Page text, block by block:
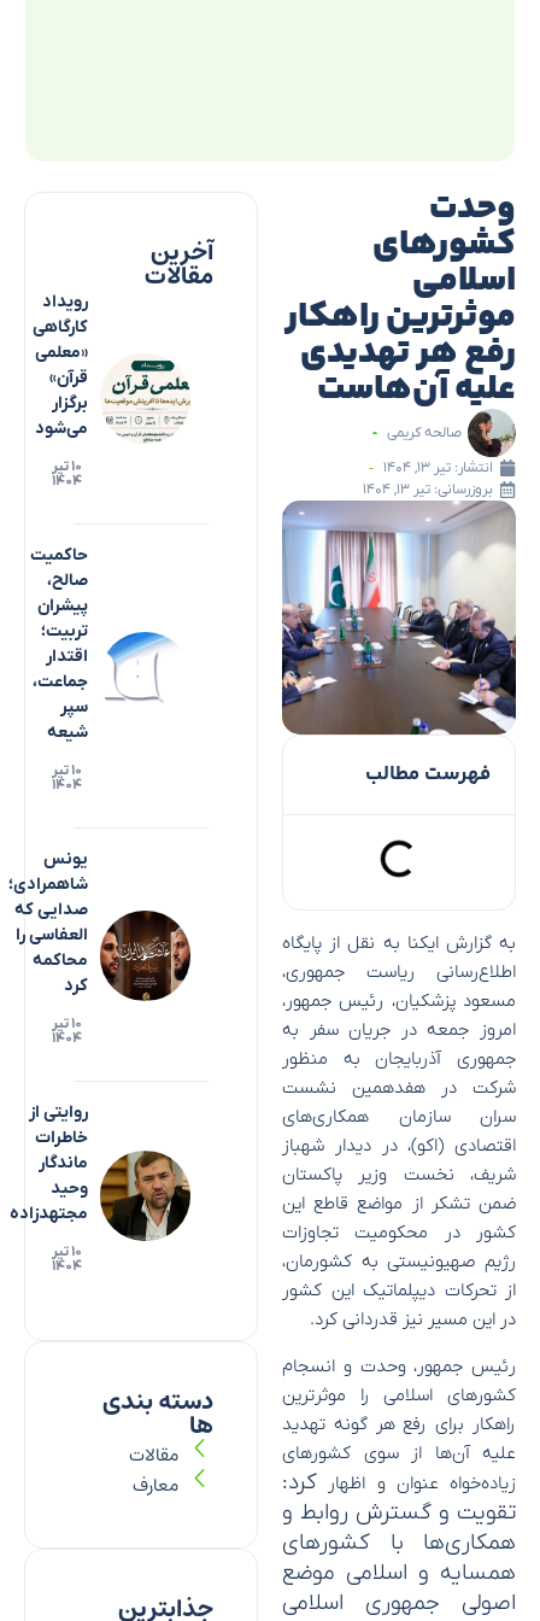
وحدت
کشورهای
اسلامی
موثرترین راهکار
رفع هر تهدیدی
علیه آن‌هاست
صالحه کریمی
انتشار: تیر ۱۳, ۱۴۰۴
بروزرسانی: تیر ۱۳, ۱۴۰۴
فهرست مطالب
به گزارش ایکنا به نقل از پایگاه
اطلاع‌رسانی ریاست جمهوری،
مسعود پزشکیان، رئیس جمهور،
امروز جمعه در جریان سفر به
جمهوری آذربایجان به منظور
شرکت در هفدهمین نشست
سران سازمان همکاری‌های
اقتصادی (اکو)، در دیدار شهباز
شریف، نخست وزیر پاکستان
ضمن تشکر از مواضع قاطع این
کشور در محکومیت تجاوزات
رژیم صهیونیستی به کشورمان،
از تحرکات دیپلماتیک این کشور
در این مسیر نیز قدردانی کرد.
رئیس جمهور، وحدت و انسجام
کشورهای اسلامی را موثرترین
راهکار برای رفع هر گونه تهدید
علیه آن‌ها از سوی کشورهای
زیاده‌خواه عنوان و اظهار کرد:
تقویت و گسترش روابط و
همکاری‌ها با کشورهای
همسایه و اسلامی موضع
اصولی جمهوری اسلامی
آخرین
مقالات
رویداد
کارگاهی
«معلمی
قرآن»
برگزار
می‌شود
۱۰ تیر
۱۴۰۴
حاکمیت
صالح،
پیشران
تربیت؛
اقتدار
جماعت،
سپر
شیعه
۱۰ تیر
۱۴۰۴
یونس
شاهمرادی؛
صدایی که
العفاسی را
محاکمه
کرد
۱۰ تیر
۱۴۰۴
روایتی از
خاطرات
ماندگار
وحید
مجتهدزاده
۱۰ تیر
۱۴۰۴
دسته بندی
ها
مقالات
معارف
جذابترین